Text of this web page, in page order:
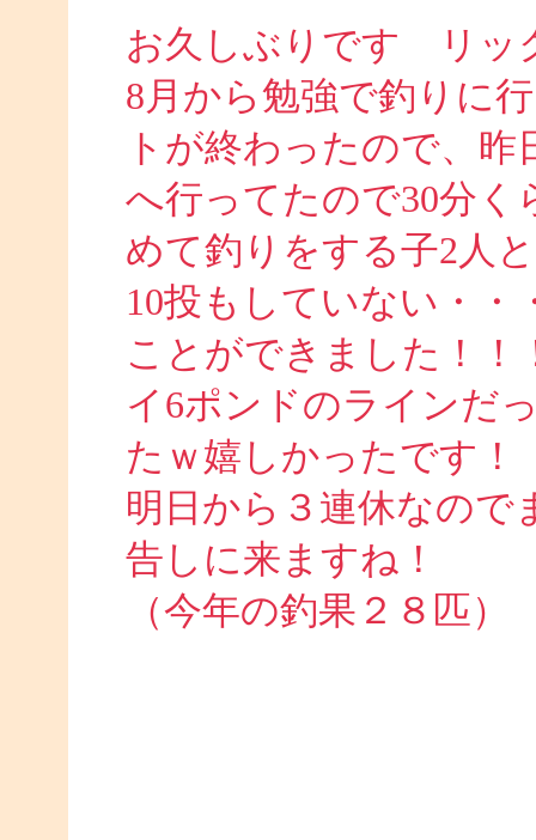
お久しぶりです リッ
8月から勉強で釣りに
トが終わったので、
へ行ってたので30分
めて釣りをする子2人
10投もしていない・・
ことができました！
イ6ポンドのラインだ
たｗ嬉しかったです！
明日から３連休なので
告しに来ますね！
（今年の釣果２８匹）